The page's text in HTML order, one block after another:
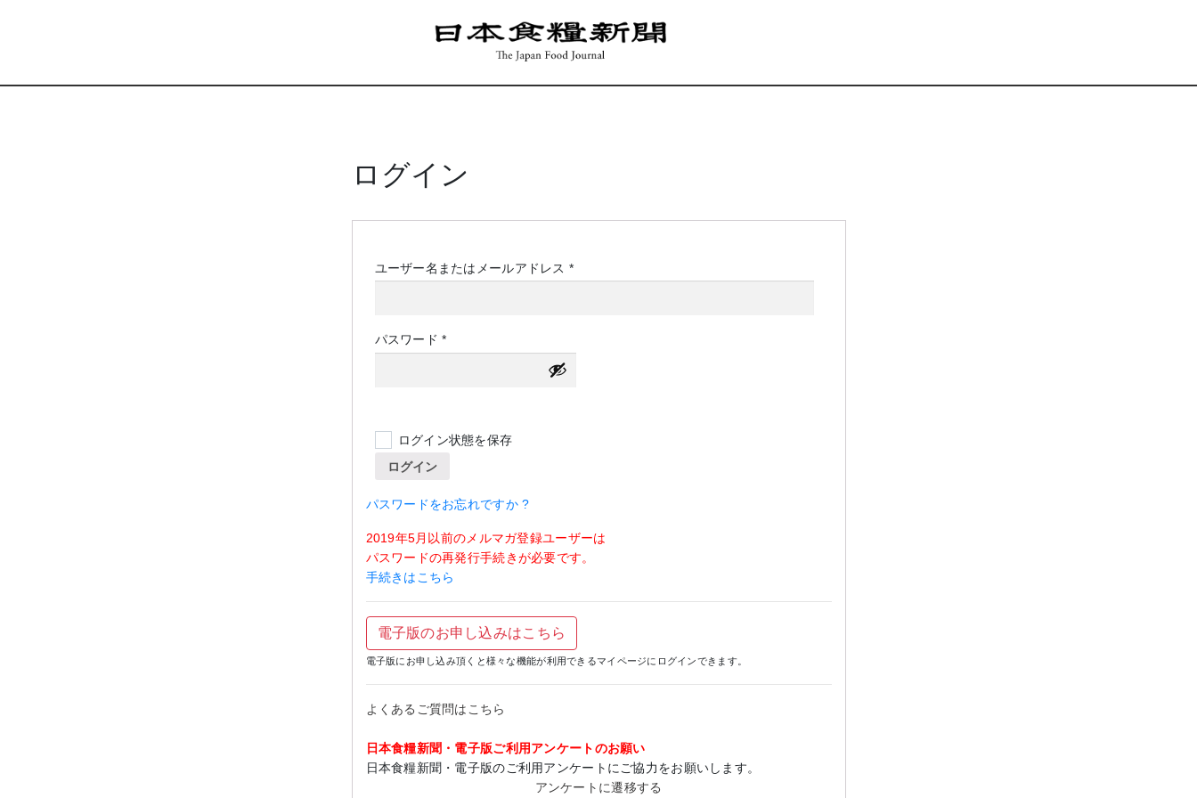
ログイン
ユーザー名またはメールアドレス *必
パスワード*必
須
ログイン状態を保存
ログイン
パスワードをお忘れですか ?
2019年5月以前のメルマガ登録ユーザーは
パスワードの再発行手続きが必要です。
手続きはこちら
電子版のお申し込みはこちら
電子版にお申し込み頂くと様々な機能が利用できるマイページにログインできます。
よくあるご質問はこちら
日本食糧新聞・電子版ご利用アンケートのお願い
日本食糧新聞・電子版のご利用アンケートにご協力をお願いします。
アンケートに遷移する